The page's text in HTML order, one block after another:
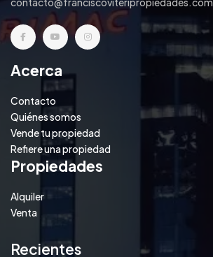
Acerca
Contacto
Quiénes somos
Vende tu propiedad
Refiere una propiedad
Propiedades
Alquiler
Venta
Recientes